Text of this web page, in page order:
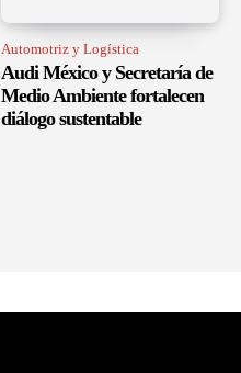
Automotriz y Logística
Audi México y Secretaría de
Medio Ambiente fortalecen
diálogo sustentable